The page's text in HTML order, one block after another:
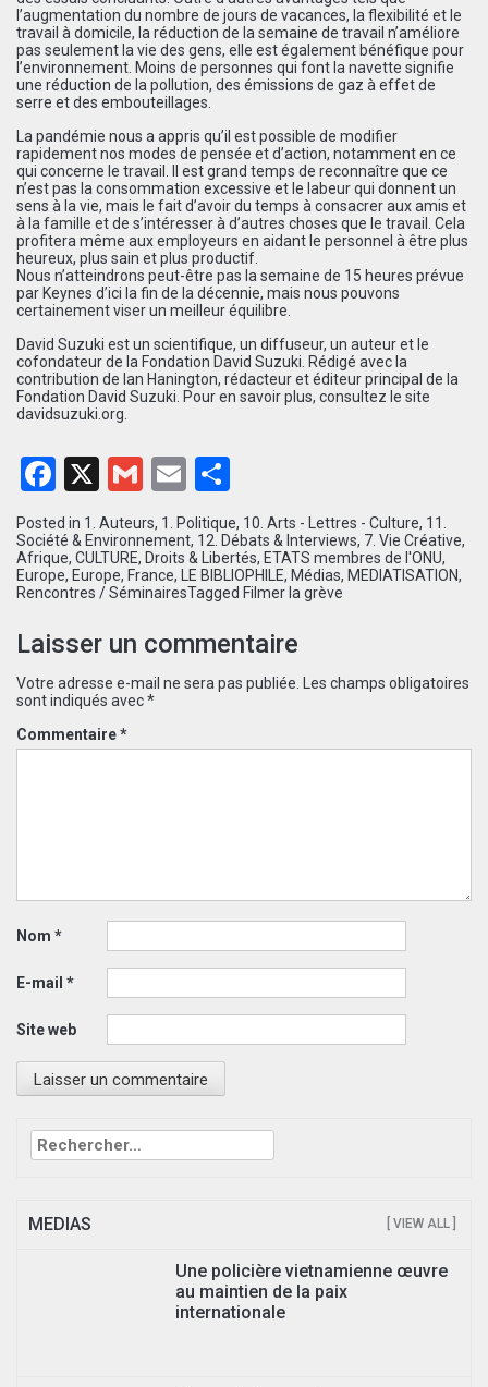
l’augmentation du nombre de jours de vacances, la flexibilité et le
travail à domicile, la réduction de la semaine de travail n’améliore
pas seulement la vie des gens, elle est également bénéfique pour
l’environnement. Moins de personnes qui font la navette signifie
une réduction de la pollution, des émissions de gaz à effet de
serre et des embouteillages.
La pandémie nous a appris qu’il est possible de modifier
rapidement nos modes de pensée et d’action, notamment en ce
qui concerne le travail. Il est grand temps de reconnaître que ce
n’est pas la consommation excessive et le labeur qui donnent un
sens à la vie, mais le fait d’avoir du temps à consacrer aux amis et
à la famille et de s’intéresser à d’autres choses que le travail. Cela
profitera même aux employeurs en aidant le personnel à être plus
heureux, plus sain et plus productif.
Nous n’atteindrons peut-être pas la semaine de 15 heures prévue
par Keynes d’ici la fin de la décennie, mais nous pouvons
certainement viser un meilleur équilibre.
David Suzuki est un scientifique, un diffuseur, un auteur et le
cofondateur de la Fondation David Suzuki. Rédigé avec la
contribution de Ian Hanington, rédacteur et éditeur principal de la
Fondation David Suzuki. Pour en savoir plus, consultez le site
davidsuzuki.org.
Facebook
X GmailEmail
Posted in 1. Auteurs, 1. Politique, 10. Arts - Lettres - Culture, 11.
Société & Environnement, 12. Débats & Interviews, 7. Vie Créative,
Afrique, CULTURE, Droits & Libertés, ETATS membres de l'ONU,
Europe, Europe, France, LE BIBLIOPHILE, Médias, MEDIATISATION,
Rencontres / SéminairesTagged Filmer la grève
Laisser un commentaire
Votre adresse e-mail ne sera pas publiée. Les champs obligatoires
sont indiqués avec*
Commentaire*
Nom *
E-mail *
Site web
Rechercher :
MEDIAS [ VIEW ALL ]
Une policière vietnamienne œuvre
au maintien de la paix
internationale